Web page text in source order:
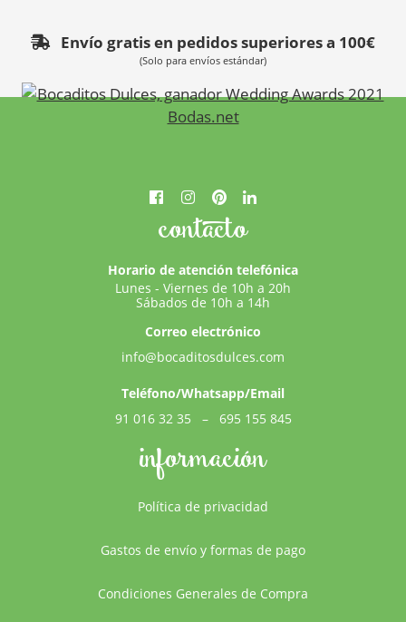
Envío gratis en pedidos superiores a 100€
(Solo para envíos estándar)
información
Política de privacidad
Gastos de envío y formas de pago
Condiciones Generales de Compra
contacto
Horario de atención telefónica
Lunes - Viernes de 10h a 20h
Sábados de 10h a 14h
Correo electrónico
info@bocaditosdulces.com
Teléfono/Whatsapp/Email
91 016 32 35
– 695 155 845